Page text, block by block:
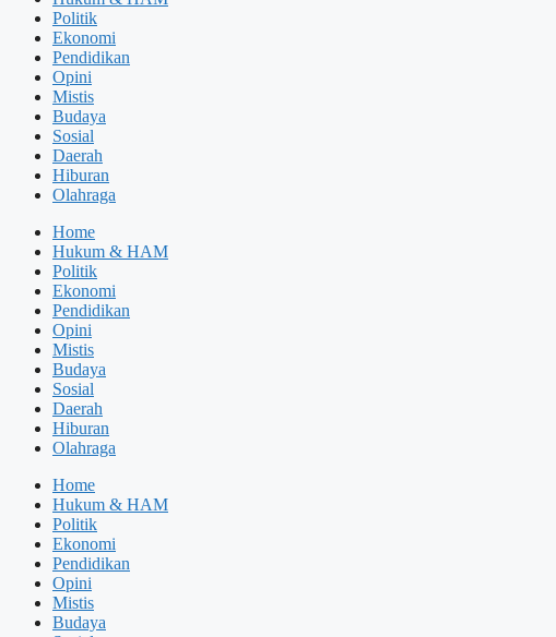
Politik
Ekonomi
Pendidikan
Opini
Mistis
Budaya
Sosial
Daerah
Hiburan
Olahraga
Home
Hukum & HAM
Politik
Ekonomi
Pendidikan
Opini
Mistis
Budaya
Sosial
Daerah
Hiburan
Olahraga
Home
Hukum & HAM
Politik
Ekonomi
Pendidikan
Opini
Mistis
Budaya